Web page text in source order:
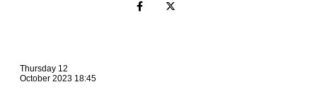
Kinderen en jongeren
Thursday 12
October 2023 18:45